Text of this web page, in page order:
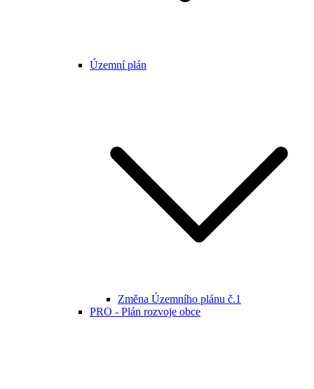
Územní plán
Změna Územního plánu č.1
PRO - Plán rozvoje obce